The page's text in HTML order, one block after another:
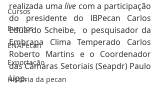
Cursos
Eventos
ENAPecan
Exportação
História da pecan
realizada uma live com a participação
do presidente do IBPecan Carlos
Eduardo Scheibe,  o pesquisador da
Embrapa Clima Temperado Carlos
Roberto Martins e o Coordenador
das Câmaras Setoriais (Seapdr) Paulo
Lipp.